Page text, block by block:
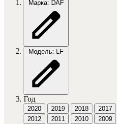
Марка: DAF
Модель: LF
Год
2020 2019 2018 2017
2012
2011 2010 2009